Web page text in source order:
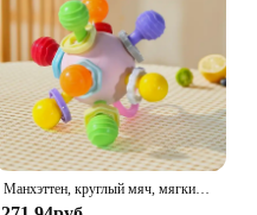
Манхэттен, круглый мяч, мягкий силиконовый мяч для рук, погремушка для младенцев, Жевательные Зубы для малышей, Успокаивающая детская сенсорная игрушка, подарок для новорожденных